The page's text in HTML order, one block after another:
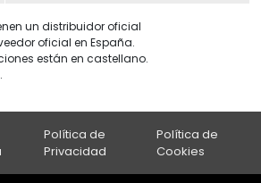
un distribuidor oficial
oficial en España.
están en castellano.
Política de
Privacidad
Política de
Cookies